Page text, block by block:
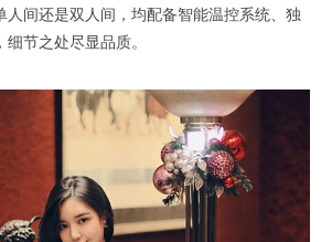
人间还是双人间，均配备智能温控系统、独
节之处尽显品质。